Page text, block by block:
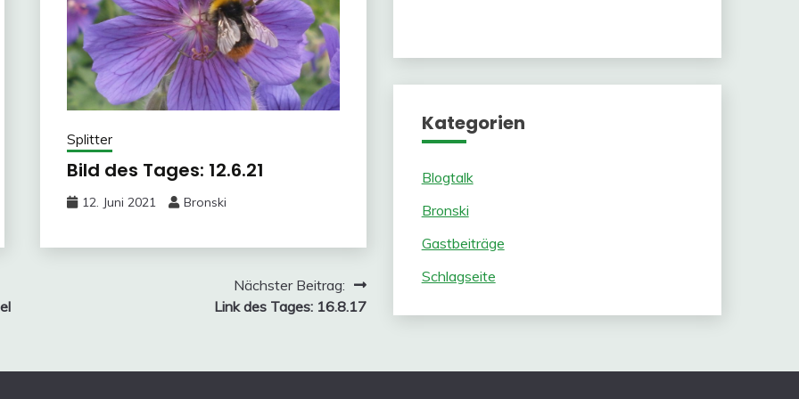
Splitter
Bild des Tages: 12.6.21
12. Juni 2021 Bronski
Nächster Beitrag:
Link des Tages: 16.8.17
Kategorien
Blogtalk
Bronski
Gastbeiträge
Schlagseite